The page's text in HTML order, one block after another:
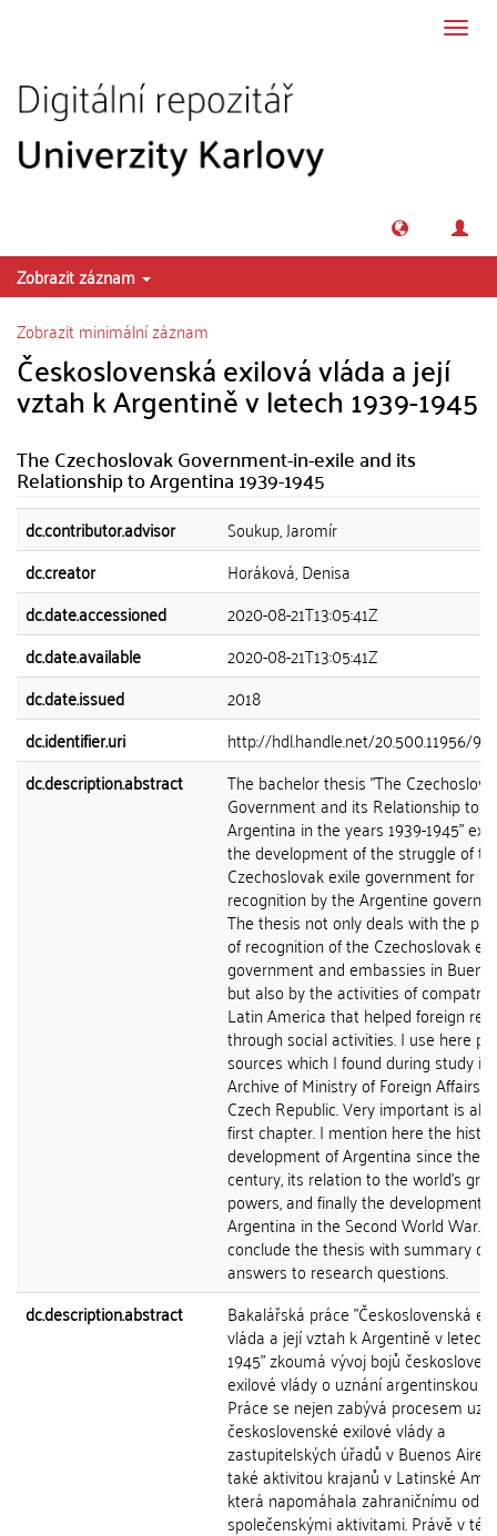
Zobrazit záznam
Zobrazit minimální záznam
Československá exilová vláda a její
vztah k Argentině v letech 1939-1945
The Czechoslovak Government-in-exile and its
Relationship to Argentina 1939-1945
dc.contributor.advisor
Soukup, Jaromír
dc.creator
Horáková, Denisa
dc.date.accessioned
2020-08-21T13:05:41Z
dc.date.available
2020-08-21T13:05:41Z
dc.date.issued
2018
dc.identifier.uri
http://hdl.handle.net/20.500.11956/
dc.description.abstract
The bachelor thesis "The
Government and its Relationship to
Argentina in the years 1939-1945"
the development of the struggle of
Czechoslovak exile government for
recognition by the Argentine
The thesis not only deals with the
of recognition of the Czechoslovak
government and embassies in
but also by the activities of
Latin America that helped foreign
through social activities. I use here
sources which I found during study
Archive of Ministry of Foreign Affairs
Czech Republic. Very important is
first chapter. I mention here the
development of Argentina since the
century, its relation to the world's
powers, and finally the development
Argentina in the Second World War. I
conclude the thesis with summary of
answers to research questions.
dc.description.abstract
Bakalářská práce "Československá
vláda a její vztah k Argentině v letech
1945" zkoumá vývoj bojů
exilové vlády o uznání argentinskou
Práce se nejen zabývá procesem
československé exilové vlády a
zastupitelských úřadů v Buenos
také aktivitou krajanů v Latinské
která napomáhala zahraničnímu
společenskými aktivitami. Právě v